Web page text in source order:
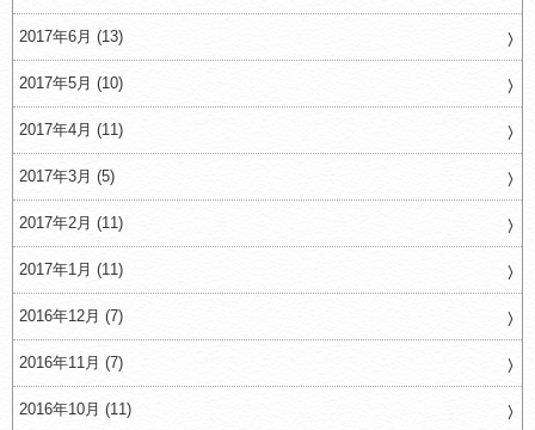
2017年6月 (13)
2017年5月 (10)
2017年4月 (11)
2017年3月 (5)
2017年2月 (11)
2017年1月 (11)
2016年12月 (7)
2016年11月 (7)
2016年10月 (11)